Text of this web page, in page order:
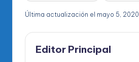
Última actualización el mayo 5, 2020
Editor Principal